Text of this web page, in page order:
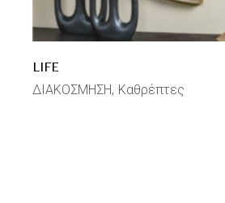
LIFE
ΔΙΑΚΟΣΜΗΣΗ Καθρέπτες